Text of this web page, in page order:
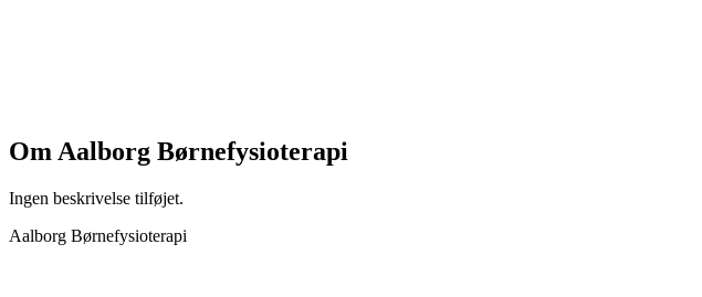
OmAalborg Børnefysioterapi
Ingen beskrivelse tilføjet.
Aalborg Børnefysioterapi